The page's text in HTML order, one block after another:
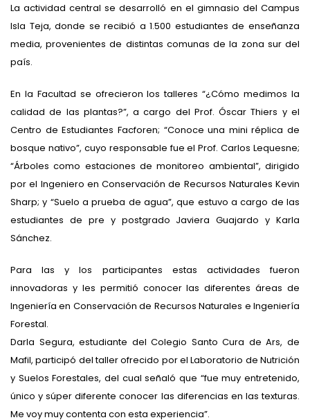
La actividad central se desarrolló en el gimnasio del Campus
Isla Teja, donde se recibió a 1.500 estudiantes de enseñanza
media, provenientes de distintas comunas de la zona sur del
país.
En la Facultad se ofrecieron los talleres “¿Cómo medimos la
calidad de las plantas?”, a cargo del Prof. Óscar Thiers y el
Centro de Estudiantes Facforen; “Conoce una mini réplica de
bosque nativo”, cuyo responsable fue el Prof. Carlos Lequesne;
“Árboles como estaciones de monitoreo ambiental”, dirigido
por el Ingeniero en Conservación de Recursos Naturales Kevin
Sharp; y “Suelo a prueba de agua”, que estuvo a cargo de las
estudiantes de pre y postgrado Javiera Guajardo y Karla
Sánchez.
Para las y los participantes estas actividades fueron
innovadoras y les permitió conocer las diferentes áreas de
Ingeniería en Conservación de Recursos Naturales e Ingeniería
Forestal.
Darla Segura, estudiante del Colegio Santo Cura de Ars, de
Mafil, participó del taller ofrecido por el Laboratorio de Nutrición
y Suelos Forestales, del cual señaló que “fue muy entretenido,
único y súper diferente conocer las diferencias en las texturas.
Me voy muy contenta con esta experiencia”.